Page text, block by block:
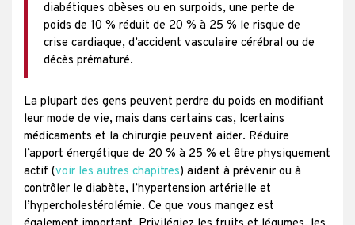
diabétiques obèses ou en surpoids, une perte de
poids de 10 % réduit de 20 % à 25 % le risque de
crise cardiaque, d’accident vasculaire cérébral ou de
décès prématuré.
La plupart des gens peuvent perdre du poids en modifiant
leur mode de vie, mais dans certains cas, lcertains
médicaments et la chirurgie peuvent aider. Réduire
l’apport énergétique de 20 % à 25 % et être physiquement
actif (voir les autres chapitres) aident à prévenir ou à
contrôler le diabète, l’hypertension artérielle et
l’hypercholestérolémie. Ce que vous mangez est